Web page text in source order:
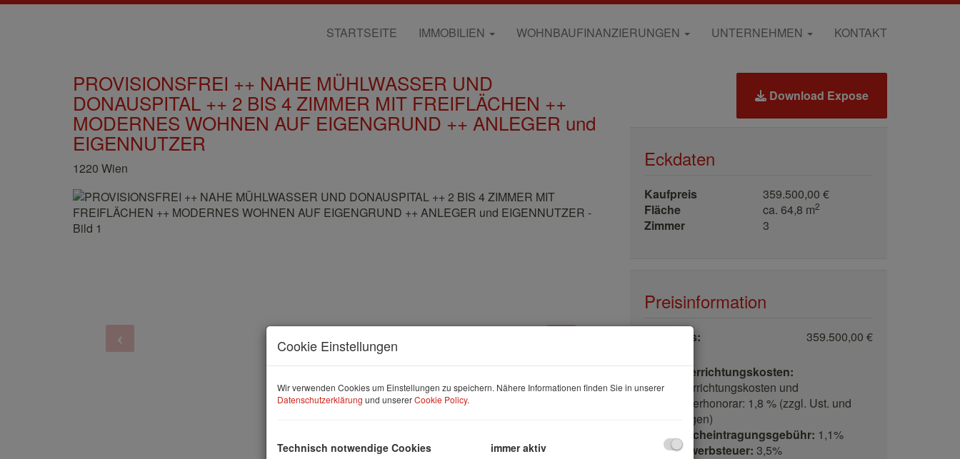
STARTSEITE IMMOBILIEN WOHNBAUFINANZIERUNGEN UNTERNEHMEN KONTAKT
PROVISIONSFREI ++ NAHE MÜHLWASSER UND
DONAUSPITAL ++ 2 BIS 4 ZIMMER MIT FREIFLÄCHEN ++
MODERNES WOHNEN AUF EIGENGRUND ++ ANLEGER und
EIGENNUTZER
1220 Wien
Download Expose
Eckdaten
Kaufpreis
359.500,00 €
Fläche
ca. 64,8 m2
Zimmer 3
Preisinformation
Kaufpreis: 359.500,00 €
Vertragserrichtungskosten:
Vertragserrichtungskosten und
Treuhänderhonorar: 1,8 % (zzgl. Ust. und
Barauslagen)
Grundbucheintragungsgebühr: 1,1%
Grunderwerbsteuer: 3,5%
Cookie Einstellungen
Wir verwenden Cookies um Einstellungen zu speichern. Nähere Informationen finden Sie in unserer
Datenschutzerklärung und unsererCookie Policy.
Technisch notwendige Cookies immer aktiv